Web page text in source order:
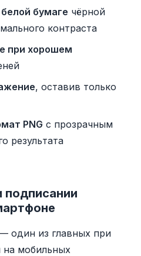
бумаге чёрной
контраста
при хорошем
, оставив только
PNG с прозрачным
результата
подписании
один из главных при
на мобильных